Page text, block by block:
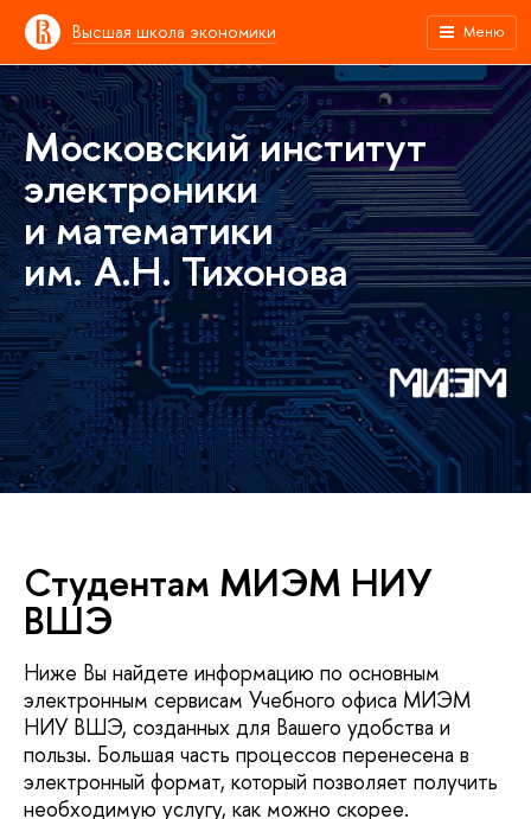
Высшая школа экономики Меню
Московский институт
электроники
и математики
им. А.Н. Тихонова
Студентам МИЭМ НИУ
ВШЭ
Ниже Вы найдете информацию по основным
электронным сервисам Учебного офиса МИЭМ
НИУ ВШЭ, созданных для Вашего удобства и
пользы. Большая часть процессов перенесена в
электронный формат, который позволяет получить
необходимую услугу, как можно скорее.